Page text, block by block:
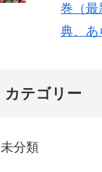
巻（最
典、あ
カテゴリー
未分類